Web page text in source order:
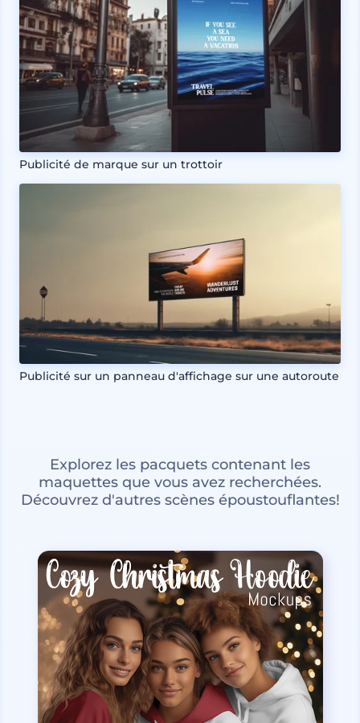
Publicité de marque sur un trottoir
Publicité sur un panneau d'affichage sur une autoroute
Explorez les pacquets contenant les
maquettes que vous avez recherchées.
Découvrez d'autres scènes époustouflantes!